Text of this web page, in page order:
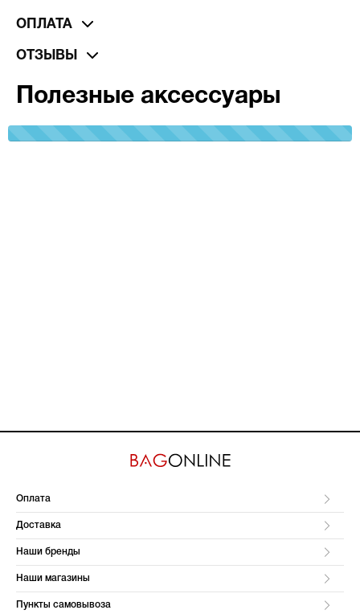
ОПЛАТА
ОТЗЫВЫ
Полезные аксессуары
100%
Оплата
Доставка
Наши бренды
Наши магазины
Пункты самовывоза